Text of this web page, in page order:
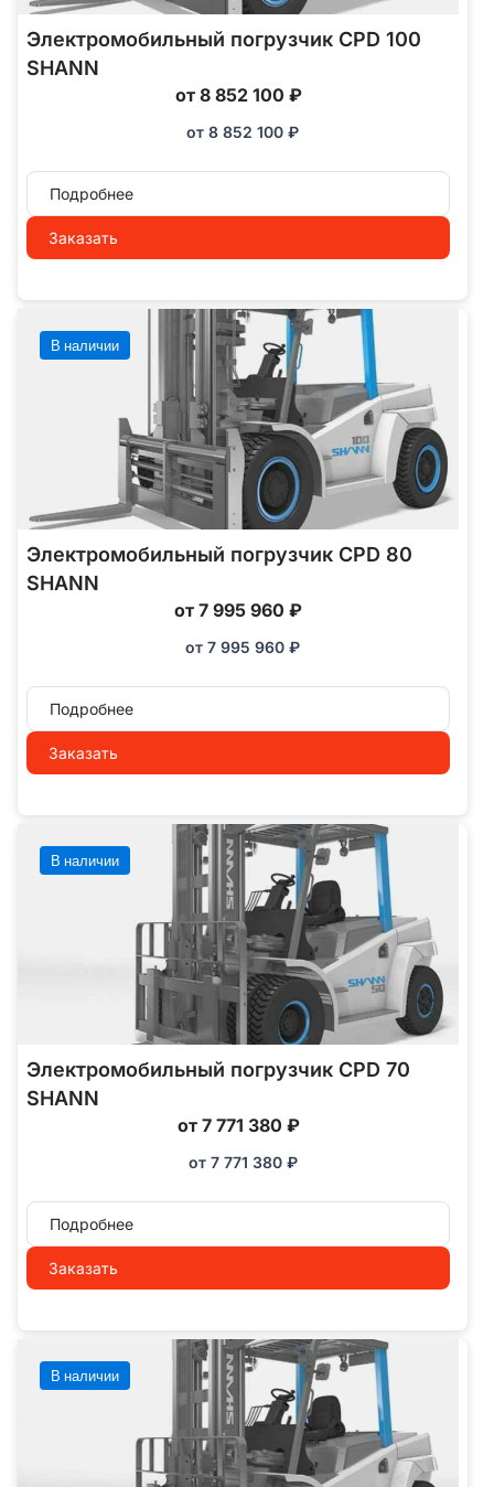
Электромобильный погрузчик CPD 100
SHANN
от 8 852 100 ₽
от 8 852 100 ₽
Подробнее
Заказать
В наличии
Электромобильный погрузчик CPD 80
SHANN
от 7 995 960 ₽
от 7 995 960 ₽
Подробнее
Заказать
В наличии
Электромобильный погрузчик CPD 70
SHANN
от 7 771 380 ₽
от 7 771 380 ₽
Подробнее
Заказать
В наличии